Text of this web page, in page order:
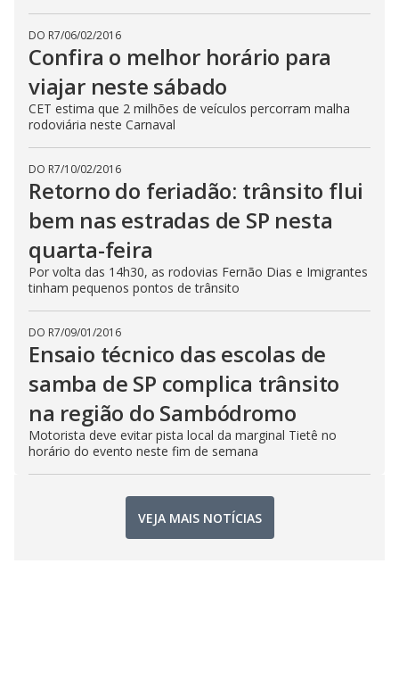
DO R7/06/02/2016
Confira o melhor horário para
viajar neste sábado
CET estima que 2 milhões de veículos percorram malha
rodoviária neste Carnaval
DO R7/10/02/2016
Retorno do feriadão: trânsito flui
bem nas estradas de SP nesta
quarta-feira
Por volta das 14h30, as rodovias Fernão Dias e Imigrantes
tinham pequenos pontos de trânsito
DO R7/09/01/2016
Ensaio técnico das escolas de
samba de SP complica trânsito
na região do Sambódromo
Motorista deve evitar pista local da marginal Tietê no
horário do evento neste fim de semana
VEJA MAIS NOTÍCIAS